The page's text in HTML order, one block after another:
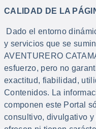
CALIDAD DE LA
Dado el entorno
y servicios que se
AVENTURERO
esfuerzo, pero no
exactitud, fiabilidad,
Contenidos. La
componen este Portal
consultivo, divulgativo